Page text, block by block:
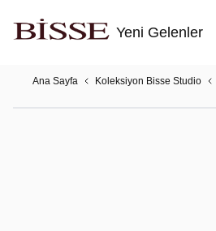
Yeni Gelenler
Ana Sayfa Koleksiyon Bisse Studio